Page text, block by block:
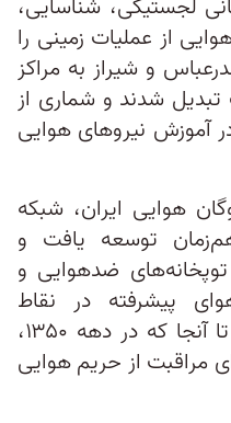
لجستیکی، شناسایی،
از عملیات زمینی را
و شیراز به مراکز
تبدیل شدند و شماری از
آموزش نیروهای هوایی
هوایی ایران، شبکه
توسعه یافت و
توپخانه‌های ضدهوایی و
پیشرفته در نقاط
مختلف ایران مستقر شدند. تا آنجا که در دهه ۱۳۵۰،
مراقبت از حریم هوایی